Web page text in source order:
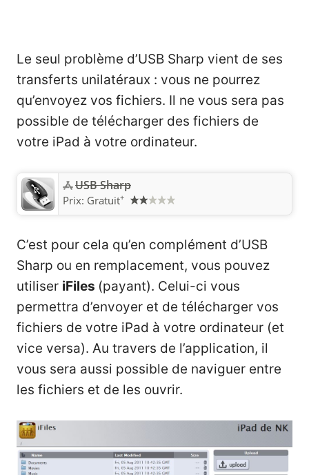
Le seul problème d’USB Sharp vient de ses
transferts unilatéraux : vous ne pourrez
qu’envoyez vos fichiers. Il ne vous sera pas
possible de télécharger des fichiers de
votre iPad à votre ordinateur.
‎USB Sharp
Prix: Gratuit+
C’est pour cela qu’en complément d’USB
Sharp ou en remplacement, vous pouvez
utiliser iFiles (payant). Celui-ci vous
permettra d’envoyer et de télécharger vos
fichiers de votre iPad à votre ordinateur (et
vice versa). Au travers de l’application, il
vous sera aussi possible de naviguer entre
les fichiers et de les ouvrir.